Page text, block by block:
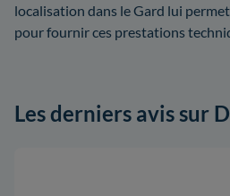
localisation dans le Gard lui
pour fournir ces prestations
Les derniers avis sur